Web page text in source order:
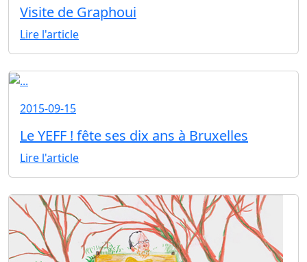
Visite de Graphoui
Lire l'article
2015-09-15
Le YEFF ! fête ses dix ans à Bruxelles
Lire l'article